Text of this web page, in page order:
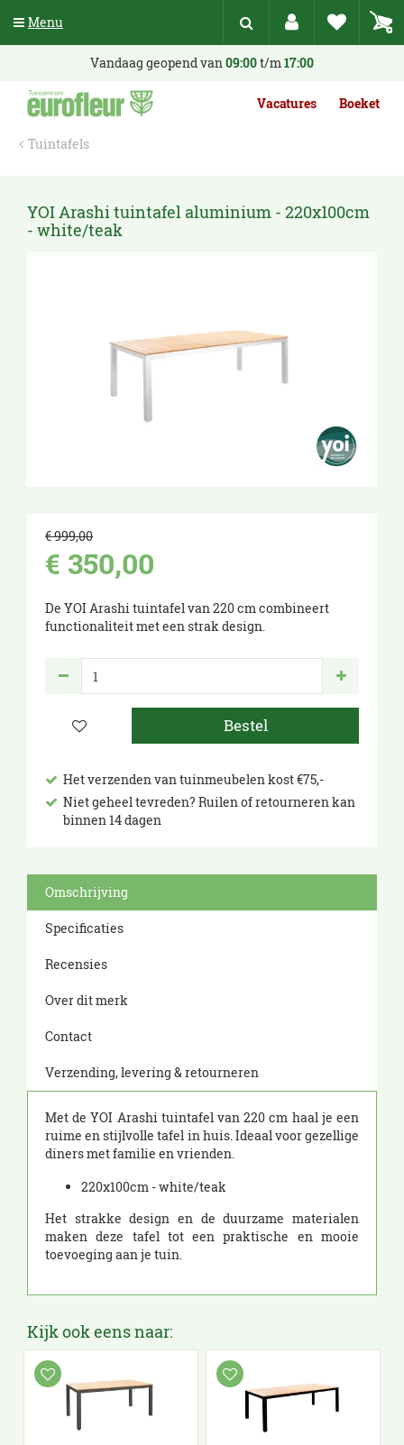
n
Tuintafels
Vandaag geopend van09:00t/m17:00
Vacatures Boeket
YOI Arashi tuintafel aluminium - 220x100cm
- white/teak
€999,00
€ 350,00
De YOI Arashi tuintafel van 220 cm combineert
functionaliteit met een strak design.
Het verzenden van tuinmeubelen kost €75,-
Niet geheel tevreden? Ruilen of retourneren kan
binnen 14 dagen
Omschrijving
Specificaties
Recensies
Over dit merk
Contact
Verzending, levering & retourneren
Met de YOI Arashi tuintafel van 220 cm haal je een
ruime en stijlvolle tafel in huis. Ideaal voor gezellige
diners met familie en vrienden.
220x100cm - white/teak
Het strakke design en de duurzame materialen
maken deze tafel tot een praktische en mooie
toevoeging aan je tuin.
Kijk ook eens naar:
Menu